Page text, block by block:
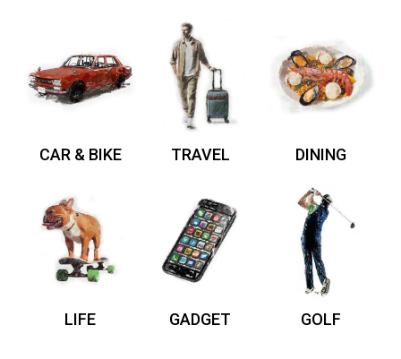
CAR & BIKE TRAVEL DINING
LIFE GADGET GOLF